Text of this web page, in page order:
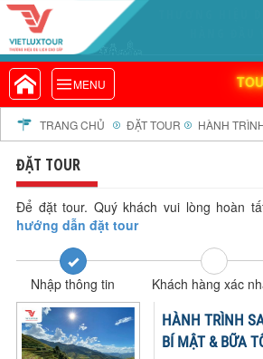
MENU
VIETLUXTOUR.COM
TOUR CAO CẤP ĐỘC LẠ
TOUR TRONG NƯỚC
TOUR NƯỚC NGOÀI
TOUR KHỞI HÀNH TỪ HÀ NỘI
TOUR KHỞI HÀNH TỪ ĐÀ NẴNG
TOUR KHỞI HÀNH TỪ CẦN THƠ
TOUR ĐOÀN - M.I.C.E
TOUR COMBO
DỊCH VỤ
GIỚI THIỆU
HỒ SƠ NĂNG LỰC
TRANG CHỦ ĐẶT TOUR HÀNH
ĐẶT TOUR
Để đặt tour. Quý khách vui lòng hoàn
hướng dẫn đặt tour
Nhập thông tin Khách hàng xác
HÀNH TRÌNH
BÍ MẬT & BỮA